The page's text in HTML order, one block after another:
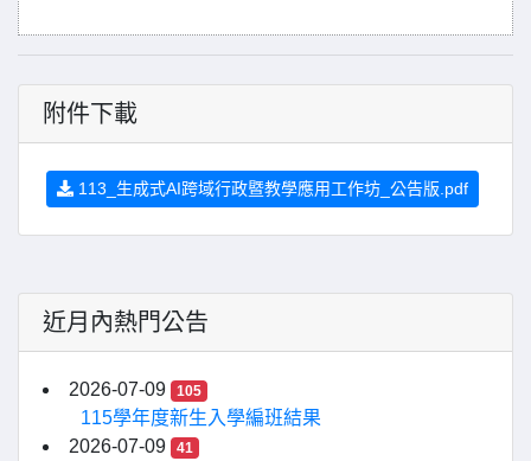
附件下載
113_生成式AI跨域行政暨教學應用工作坊_公告版.pdf
近月內熱門公告
2026-07-09 105
115學年度新生入學編班結果
2026-07-09
41